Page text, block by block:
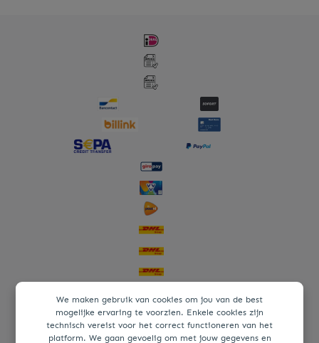
We maken gebruik van cookies om jou van de best
mogelijke ervaring te voorzien. Enkele cookies zijn
technisch vereist voor het correct functioneren van het
platform. We gaan gevoelig om met jouw gegevens en